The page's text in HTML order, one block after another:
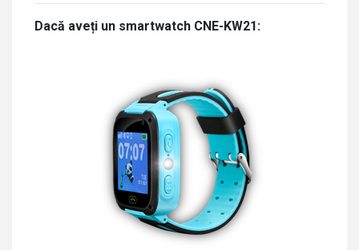
Dacă aveți un smartwatch CNE-KW21: